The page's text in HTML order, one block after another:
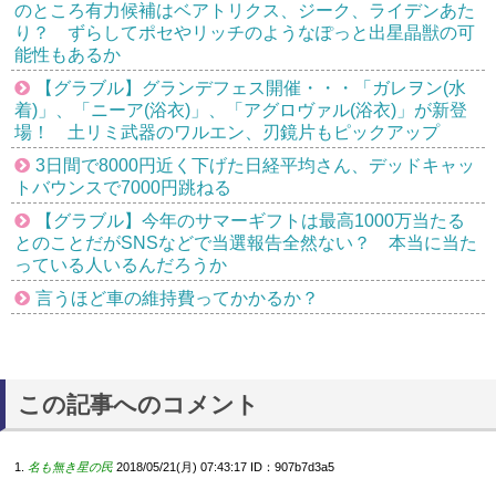
のところ有力候補はベアトリクス、ジーク、ライデンあた
り？ ずらしてポセやリッチのようなぽっと出星晶獣の可
能性もあるか
【グラブル】グランデフェス開催・・・「ガレヲン(水
着)」、「ニーア(浴衣)」、「アグロヴァル(浴衣)」が新登
場！ 土リミ武器のワルエン、刃鏡片もピックアップ
3日間で8000円近く下げた日経平均さん、デッドキャッ
トバウンスで7000円跳ねる
【グラブル】今年のサマーギフトは最高1000万当たる
とのことだがSNSなどで当選報告全然ない？ 本当に当た
っている人いるんだろうか
言うほど車の維持費ってかかるか？
この記事へのコメント
名も無き星の民 2018/05/21(月) 07:43:17 ID：907b7d3a5